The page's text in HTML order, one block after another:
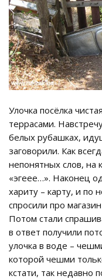
Улочка посёлка
террасами.
белых рубашках,
заговорили. Как
непонятных слов, на
«эгеее…». Наконец
хариту – карту, и по
спросили про
Потом стали
в ответ получили
улочка в воде –
которой чешми
кстати, так недавно